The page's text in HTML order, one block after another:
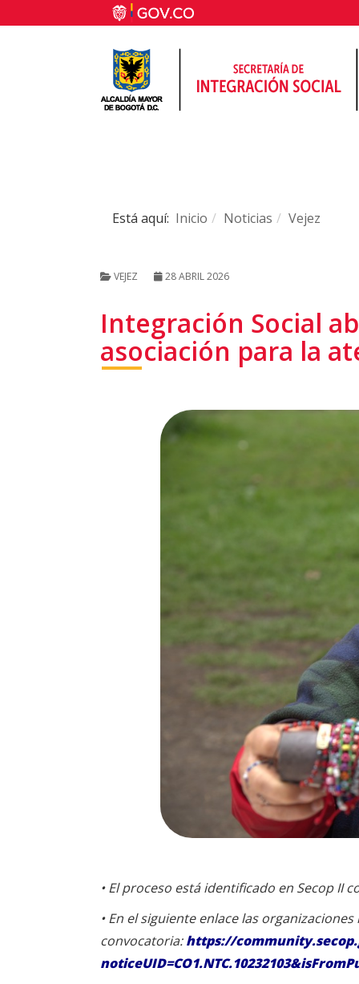
Está aquí: Inicio Noticias Vejez
VEJEZ 28 ABRIL 2026
Integración Social
asociación para la
•El proceso está identificado en Secop II
•En el siguiente enlace las
convocatoria:https://